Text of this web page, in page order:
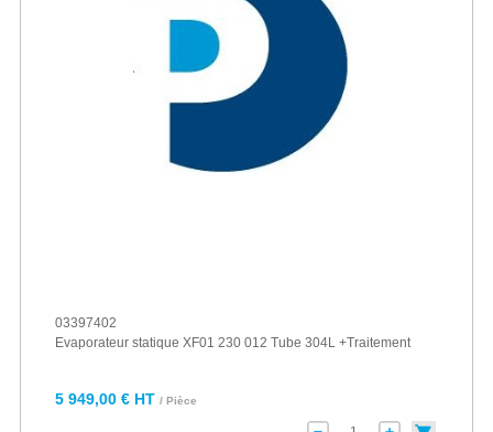
03397402
Evaporateur statique XF01 230 012 Tube 304L +Traitement
5 949,00 € HT / Pièce